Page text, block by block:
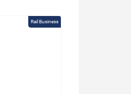
Rail Business